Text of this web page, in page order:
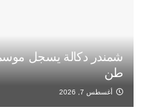
طن
أغسطس 7, 2026